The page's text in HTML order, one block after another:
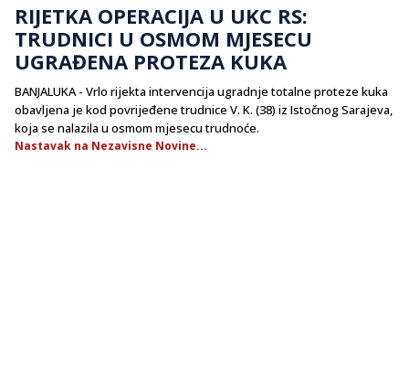
RIJETKA OPERACIJA U UKC RS:
TRUDNICI U OSMOM MJESECU
UGRAĐENA PROTEZA KUKA
BANJALUKA - Vrlo rijekta intervencija ugradnje totalne proteze kuka
obavljena je kod povrijeđene trudnice V. K. (38) iz Istočnog Sarajeva,
koja se nalazila u osmom mjesecu trudnoće.
Nastavak na Nezavisne Novine...